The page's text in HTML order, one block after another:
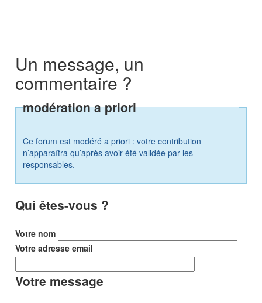
Un message, un
commentaire ?
modération a priori
Ce forum est modéré a priori : votre contribution
n’apparaîtra qu’après avoir été validée par les
responsables.
Qui êtes-vous ?
Votre nom
Votre adresse email
Votre message